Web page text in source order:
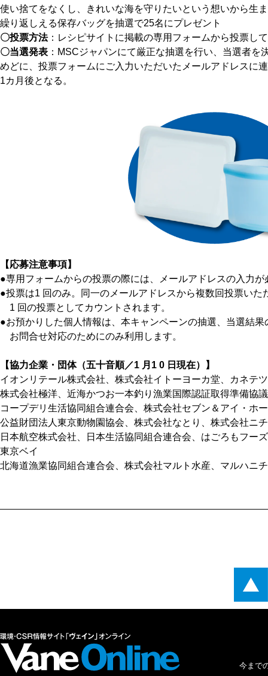
使い捨てをなくし、きれいな海を守りたいという想いから生
繰り返しえる保存バッグを抽選で25名にプレゼント
〇投票方法：レシピサイトに掲載の専用フォームから投票し
〇当選発表 ：MSCジャパンにて厳正な抽選を行い、当選者を
めどに、投票フォームにご入力いただいたメールアドレスに
1カ月後となる。
【応募注意事項】
●専用フォームからの投票の際には、メールアドレスの入力が
●投票は1 回のみ。同一のメールアドレスから複数回投票いた
1 回の投票としてカウントされます。
●お預かりした個人情報は、本キャンペーンの抽選、当選結
お問合せ対応のためにのみ利用します。
【協力企業・団体（五十音順／1 月1 0 日現在）】
イオンリテール株式会社、株式会社イトーヨーカ堂、カネテ
株式会社極洋、近海かつお一本釣り漁業国際認証取得準備協
コープデリ生活協同組合連合会、株式会社セブン＆アイ・ホ
公益財団法人東京動物園協会、株式会社なとり、株式会社ニ
日本航空株式会社、日本生活協同組合連合会、はごろもフー
東京ベイ
北海道漁業協同組合連合会、株式会社マルト水産、マルハニ
今まで